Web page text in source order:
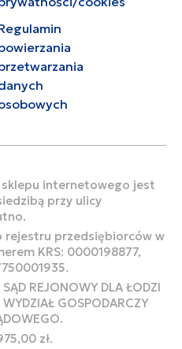
internetowego jest
przy ulicy
rejestru przedsiębiorców w
KRS: 0000198877,
REJONOWY DLA ŁODZI
GOSPODARCZY
zł.